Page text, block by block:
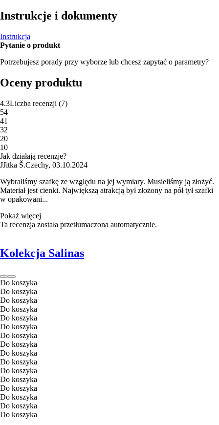
Instrukcje i dokumenty
Instrukcja
Pytanie o produkt
Potrzebujesz porady przy wyborze lub chcesz zapytać o parametry?
Oceny produktu
4.3Liczba recenzji (7)
54
41
32
20
10
Jak działają recenzje?
JJitka Š.Czechy, 03.10.2024
Wybraliśmy szafkę ze względu na jej wymiary. Musieliśmy ją złożyć.
Materiał jest cienki. Największą atrakcją był złożony na pół tył szafki
w opakowani...
Pokaż więcej
Ta recenzja została przetłumaczona automatycznie.
Kolekcja Salinas
Do koszyka
Do koszyka
Do koszyka
Do koszyka
Do koszyka
Do koszyka
Do koszyka
Do koszyka
Do koszyka
Do koszyka
Do koszyka
Do koszyka
Do koszyka
Do koszyka
Do koszyka
Do koszyka